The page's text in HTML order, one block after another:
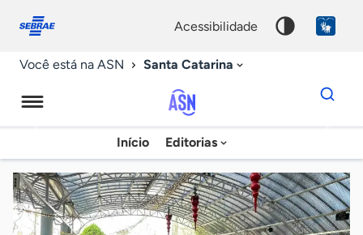
conosco
acessibilidade
Você está na ASN Santa Catarina
Agência
Sebrae
de
Notícias
Início Editorias
Dados
para
chave